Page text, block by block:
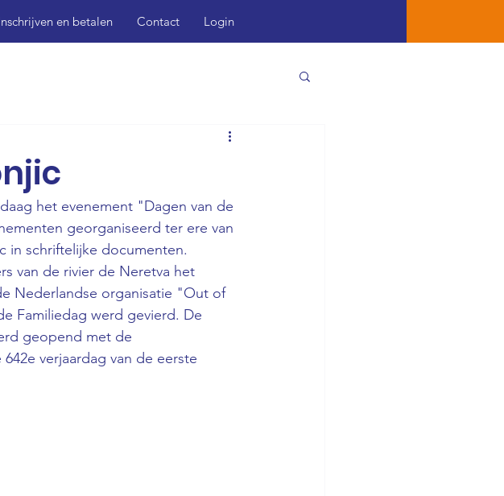
en betalen Contact Login
het evenement "Dagen van de
georganiseerd ter ere van
in schriftelijke documenten.
van de rivier de Neretva het
Nederlandse organisatie "Out of
Familiedag werd gevierd. De
geopend met de
verjaardag van de eerste